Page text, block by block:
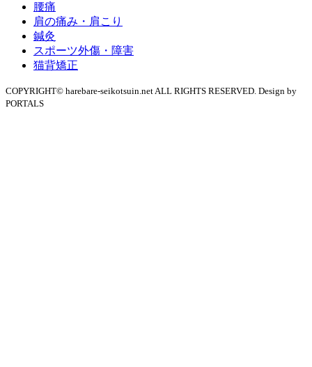
腰痛
肩の痛み・肩こり
鍼灸
スポーツ外傷・障害
猫背矯正
COPYRIGHT© harebare-seikotsuin.net ALL RIGHTS RESERVED. Design by
PORTALS